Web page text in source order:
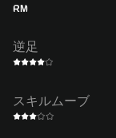
RM
逆足
スキルムーブ